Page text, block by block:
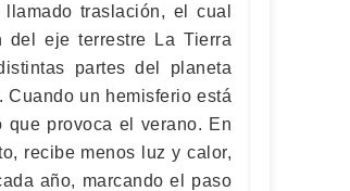
traslación, el cual
del eje terrestre La Tierra
partes del planeta
un hemisferio está
provoca el verano. En
recibe menos luz y calor,
año, marcando el paso